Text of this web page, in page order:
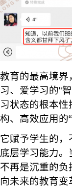
教育的最高境界
习、爱学习的“
习状态的根本
构、高效应用的
它赋予学生的
底层学习能力
不再是沉重的
向未来的教育